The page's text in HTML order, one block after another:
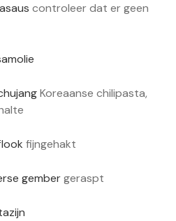
controleer dat er geen
Koreaanse chilipasta,
fijngehakt
gembergeraspt